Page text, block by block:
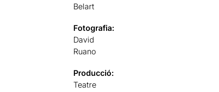
Belart
Fotografia:
David
Ruano
Producció:
Teatre